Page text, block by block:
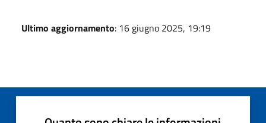
Ultimo aggiornamento: 16 giugno 2025, 19:19